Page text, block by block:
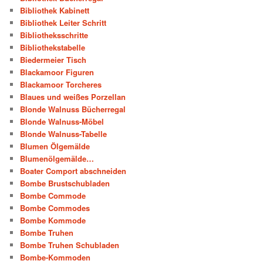
Bibliothek Kabinett
Bibliothek Leiter Schritt
Bibliotheksschritte
Bibliothekstabelle
Biedermeier Tisch
Blackamoor Figuren
Blackamoor Torcheres
Blaues und weißes Porzellan
Blonde Walnuss Bücherregal
Blonde Walnuss-Möbel
Blonde Walnuss-Tabelle
Blumen Ölgemälde
Blumenölgemälde…
Boater Comport abschneiden
Bombe Brustschubladen
Bombe Commode
Bombe Commodes
Bombe Kommode
Bombe Truhen
Bombe Truhen Schubladen
Bombe-Kommoden